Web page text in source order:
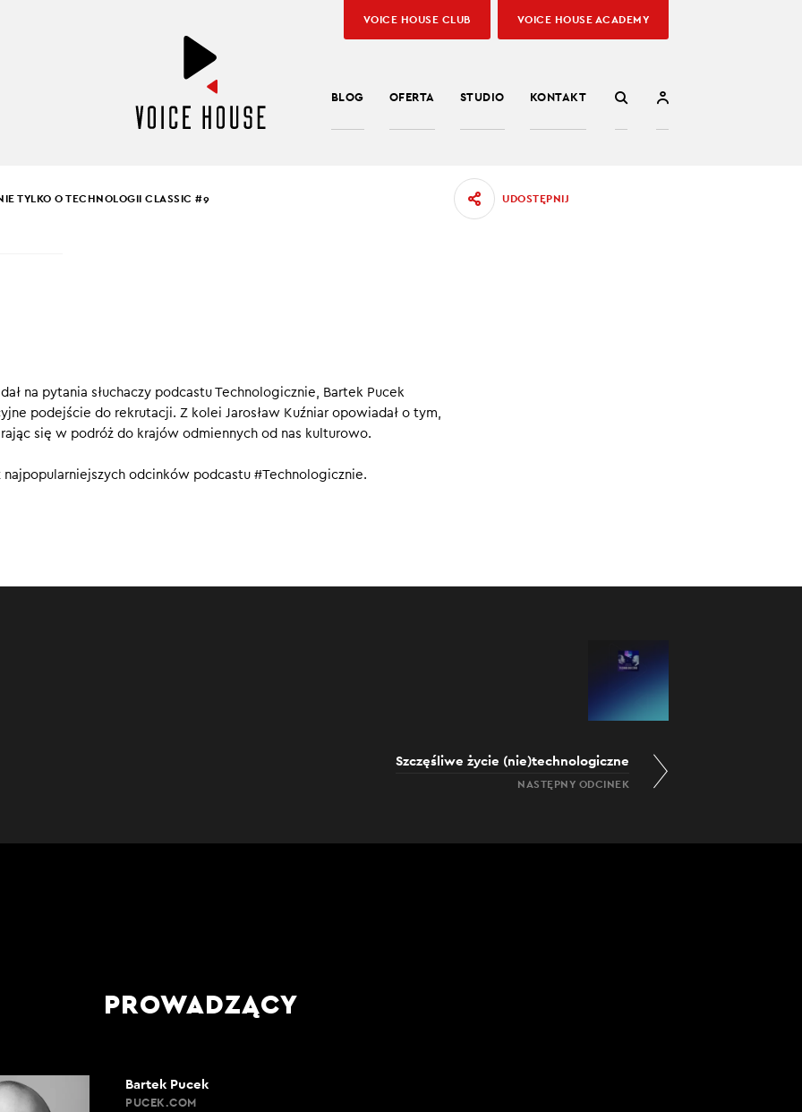
BLOG OFERTA STUDIO KONTAKT
VOICE HOUSE CLUB VOICE HOUSE ACADEMY
i pracodawca nadają na tych samych falach? Pytanie o otwarte
opowieść o zainteresowaniach i hobby?
TYLKO O TECHNOLOGII CLASSIC #9 UDOSTĘPNIJ
na pytania słuchaczy podcastu Technologicznie, Bartek Pucek
podejście do rekrutacji. Z kolei Jarosław Kuźniar opowiadał o tym,
się w podróż do krajów odmiennych od nas kulturowo.
odcinków podcastu #Technologicznie.
Szczęśliwe życie (nie)technologiczne
NASTĘPNY ODCINEK
PROWADZĄCY
Bartek Pucek
PUCEK.COM